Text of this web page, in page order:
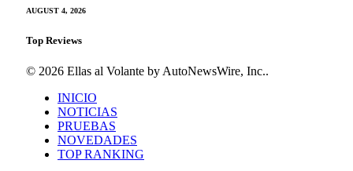
AUGUST 4, 2026
Top Reviews
© 2026 Ellas al Volante by AutoNewsWire, Inc..
INICIO
NOTICIAS
PRUEBAS
NOVEDADES
TOP RANKING